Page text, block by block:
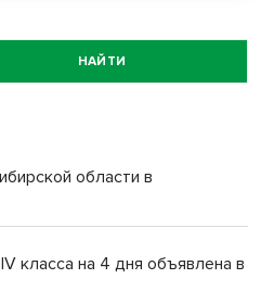
НАЙТИ
области в
класса на 4 дня объявлена в